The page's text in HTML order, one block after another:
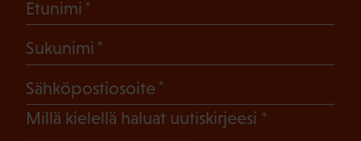
Etunimi
Sukunimi
Sähköpostiosoite
Millä kielellä haluat uutiskirjeesi (Pakollinen)